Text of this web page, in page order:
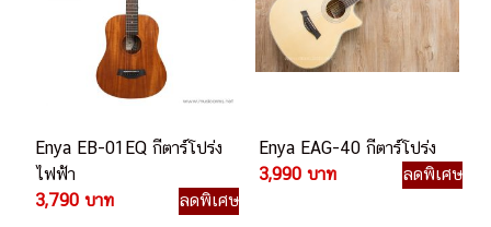
Enya EB-01EQ กีตาร์โปร่ง
ไฟฟ้า
3,790 บาท
ลดพิเศษ
Enya EAG-40 กีตาร์โปร่ง
3,990 บาท
ลดพิเศษ